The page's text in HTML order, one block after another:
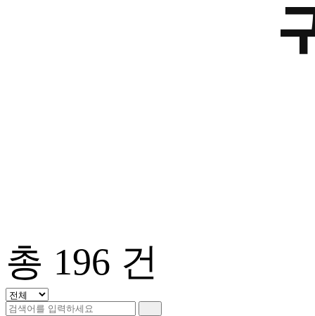
총 196 건